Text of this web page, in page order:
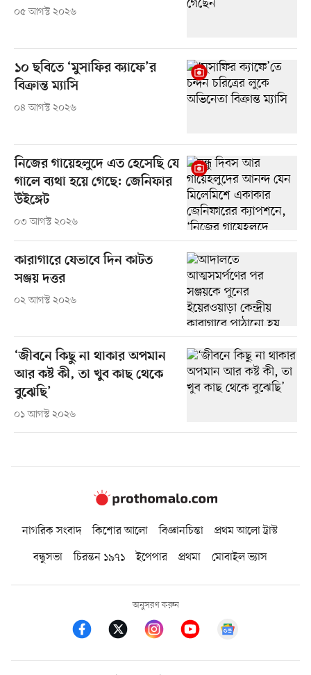
০৫ আগস্ট ২০২৬
১০ ছবিতে ‘মুসাফির ক্যাফে’র
বিক্রান্ত ম্যাসি
০৪ আগস্ট ২০২৬
নিজের গায়েহলুদে এত হেসেছি যে
গালে ব্যথা হয়ে গেছে: জেনিফার
উইঙ্গেট
০৩ আগস্ট ২০২৬
কারাগারে যেভাবে দিন কাটত
সঞ্জয় দত্তর
০২ আগস্ট ২০২৬
‘জীবনে কিছু না থাকার অপমান
আর কষ্ট কী, তা খুব কাছ থেকে
বুঝেছি’
০১ আগস্ট ২০২৬
নাগরিক সংবাদ কিশোর আলো বিজ্ঞানচিন্তা
প্রথম আলো ট্রাস্ট
বন্ধুসভা
চিরন্তন ১৯৭১ ইপেপার প্রথমা মোবাইল ভ্যাস
অনুসরণ করুন